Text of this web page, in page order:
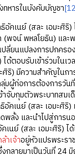
ทหารในบังคับบัญชา
นย์ (สละ เอมะศิริ)
พจน์ พหลโยธิน) และ
ปลี่ยนแปลงการปกคร
ด้ตอบรับเข้าร่วมในเ
ศิริ) มีความสำคัญในก
มผู้ก่อการต้องการวัน
จับกุมตัวพระบาทสมเ
คเนย์ (สละ เอมะศิริ
พลั้ง และนำไปสู่การน
นย์ (สละ เอมะศิริ) ไ
าเจ้าอยู่หัวแปรพระร
กลายมาเป็นวันที่ 24